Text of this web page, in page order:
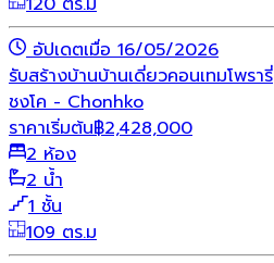
อัปเดตเมื่อ 16/05/2026
รับสร้างบ้านบ้านเดี่ยวคอนเทมโพรารี่
ชงโค - Chonhko
ราคาเริ่มต้น฿2,428,000
2 ห้อง
2 น้ำ
1 ชั้น
109 ตร.ม